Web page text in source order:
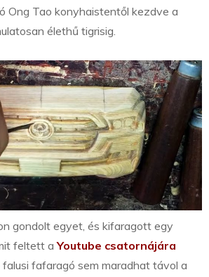
Ong Tao konyhaistentől kezdve a
élethű tigrisig.
gondolt egyet, és kifaragott egy
feltett aYoutube csatornájára
fafaragó sem maradhat távol a